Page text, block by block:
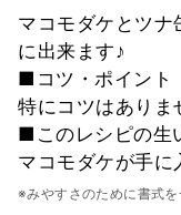
マコモダケとツナ
に出来ます♪
■コツ・ポイント
特にコツはありま
■このレシピの生
マコモダケが手に
※みやすさのために書式を